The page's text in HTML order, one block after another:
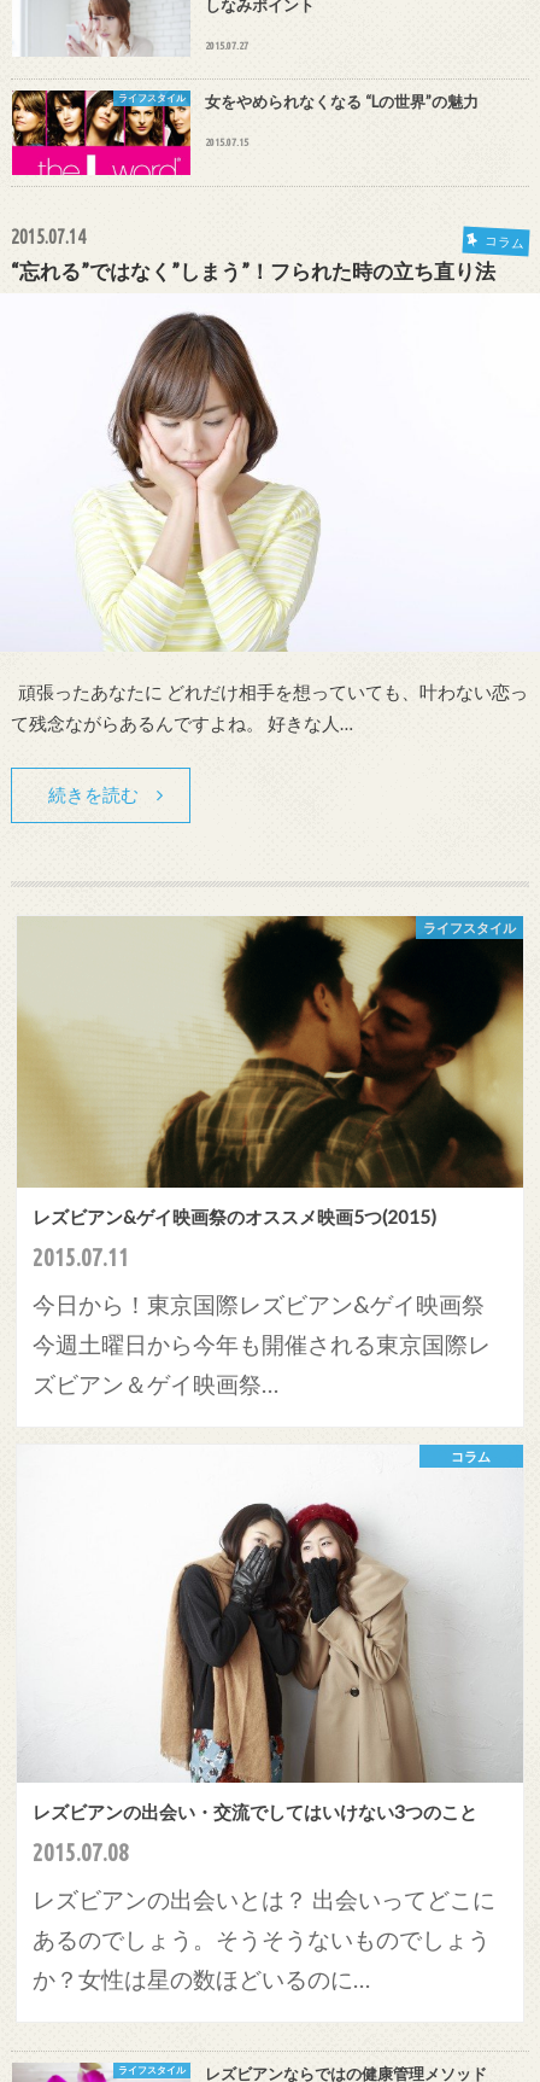
しなみポイント
2015.07.27
ライフスタイル 女をやめられなくなる “Lの世界”の魅力
2015.07.15
2015.07.14 コラム
“忘れる”ではなく”しまう”！フられた時の立ち直り法
頑張ったあなたに どれだけ相手を想っていても、叶わない恋っ
て残念ながらあるんですよね。 好きな人…
続きを読む
ライフスタイル
レズビアン&ゲイ映画祭のオススメ映画5つ(2015)
2015.07.11
今日から！東京国際レズビアン&ゲイ映画祭
今週土曜日から今年も開催される東京国際レ
ズビアン＆ゲイ映画祭…
コラム
レズビアンの出会い・交流でしてはいけない3つのこと
2015.07.08
レズビアンの出会いとは？ 出会いってどこに
あるのでしょう。そうそうないものでしょう
か？女性は星の数ほどいるのに…
ライフスタイル レズビアンならではの健康管理メソッド